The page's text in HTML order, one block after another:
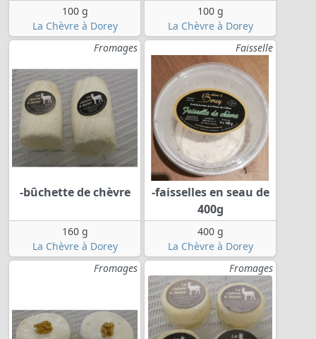
100 g
La Chèvre à Dorey
100 g
La Chèvre à Dorey
Fromages
-bûchette de chèvre
160 g
La Chèvre à Dorey
Faisselle
-faisselles en seau de
400g
400 g
La Chèvre à Dorey
Fromages
Fromages